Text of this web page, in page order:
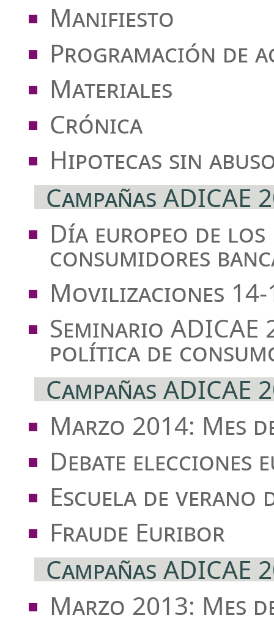
Manifiesto
Programación de
Materiales
Crónica
Hipotecas sin
Campañas ADICAE
Día europeo de
consumidores
Movilizaciones
Seminario
política de
Campañas ADICAE
Marzo 2014: Mes
Debate elecciones
Escuela de verano
Fraude Euribor
Campañas ADICAE
Marzo 2013: Mes